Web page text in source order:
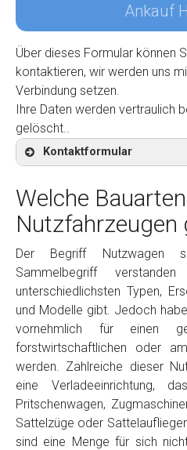
Ankauf
Über dieses Formular können
kontaktieren, wir werden uns
Verbindung setzen.
Ihre Daten werden vertraulich
gelöscht..
Kontaktformular
Kontaktformular
Marke
Model
Baujahr
Getriebe
Welche
Nutzfahrzeugen
Der Begriff Nutzwagen
Sammelbegriff
unterschiedlichsten Typen,
und Modelle gibt. Jedoch
vornehmlich für einen
forstwirtschaftlichen oder
werden. Zahlreiche dieser
eine Verladeeinrichtung,
Pritschenwagen,
Sattelzüge oder
sind eine Menge für sich